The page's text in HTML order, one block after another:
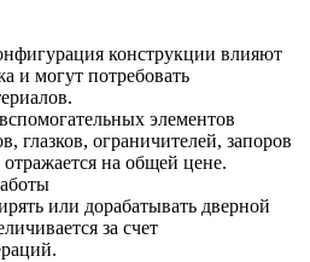
конструкции влияют
и могут потребовать
элементов
глазков, ограничителей, запоров
на общей цене.
или дорабатывать дверной
за счет